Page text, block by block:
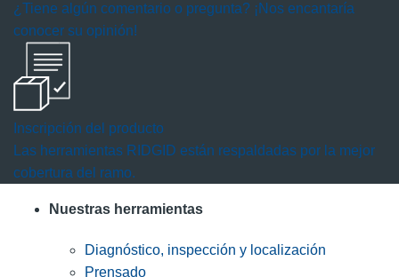
¿Tiene algún comentario o pregunta? ¡Nos encantaría
conocer su opinión!
Inscripción del producto
Las herramientas RIDGID están respaldadas por la mejor
cobertura del ramo.
Nuestras herramientas
Diagnóstico, inspección y localización
Prensado